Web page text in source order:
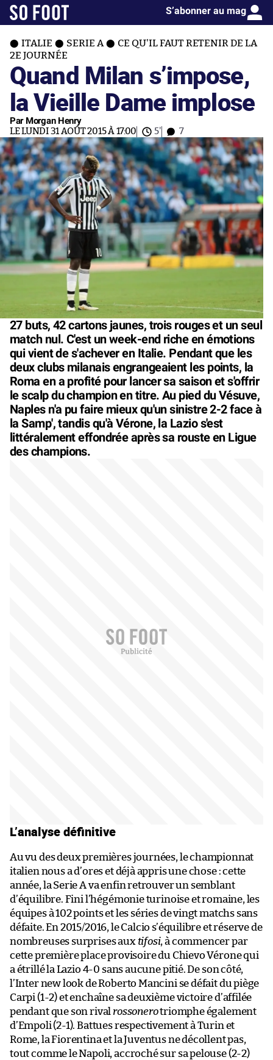
S’abonner au mag
ITALIE SERIE A
CE QU'IL FAUT RETENIR DE LA
2E JOURNÉE
Quand Milan s’impose,
la Vieille Dame implose
Par Morgan Henry
LE LUNDI 31 AOÛT 2015 À 17:00 5' 7
27 buts, 42 cartons jaunes, trois rouges et un seul
match nul. C'est un week-end riche en émotions
qui vient de s'achever en Italie. Pendant que les
deux clubs milanais engrangeaient les points, la
Roma en a profité pour lancer sa saison et s'offrir
le scalp du champion en titre. Au pied du Vésuve,
Naples n'a pu faire mieux qu'un sinistre 2-2 face à
la Samp', tandis qu'à Vérone, la Lazio s'est
littéralement effondrée après sa rouste en Ligue
des champions.
L’analyse définitive
Au vu des deux premières journées, le championnat
italien nous a d’ores et déjà appris une chose : cette
année, la Serie A va enfin retrouver un semblant
d’équilibre. Fini l’hégémonie turinoise et romaine, les
équipes à 102 points et les séries de vingt matchs sans
défaite. En 2015/2016, le Calcio s’équilibre et réserve de
nombreuses surprises aux tifosi, à commencer par
cette première place provisoire du Chievo Vérone qui
a étrillé la Lazio 4-0 sans aucune pitié. De son côté,
l’Inter new look de Roberto Mancini se défait du piège
Carpi (1-2) et enchaîne sa deuxième victoire d’affilée
pendant que son rival rossonerotriomphe également
d’Empoli (2-1). Battues respectivement à Turin et
Rome, la Fiorentina et la Juventus ne décollent pas,
tout comme le Napoli, accroché sur sa pelouse (2-2)